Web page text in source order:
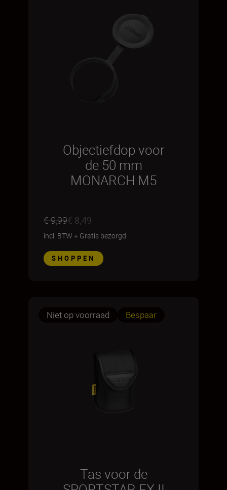
Objectiefdop voor
de 50 mm
MONARCH M5
€ 9,99€ 8,49
incl. BTW + Gratis bezorgd
SHOPPEN
Niet op voorraad Bespaar
Tas voor de